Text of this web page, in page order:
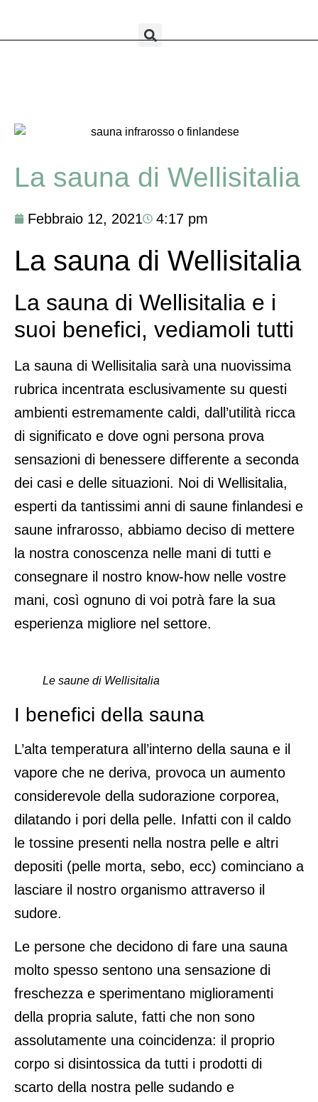
La sauna di Wellisitalia
Febbraio 12, 2021 4:17 pm
La sauna di Wellisitalia
La sauna di Wellisitalia e i
suoi benefici, vediamoli tutti
La sauna di Wellisitalia sarà una nuovissima
rubrica incentrata esclusivamente su questi
ambienti estremamente caldi, dall’utilità ricca
di significato e dove ogni persona prova
sensazioni di benessere differente a seconda
dei casi e delle situazioni. Noi di Wellisitalia,
esperti da tantissimi anni di saune finlandesi e
saune infrarosso, abbiamo deciso di mettere
la nostra conoscenza nelle mani di tutti e
consegnare il nostro know-how nelle vostre
mani, così ognuno di voi potrà fare la sua
esperienza migliore nel settore.
Le saune di Wellisitalia
I benefici della sauna
L’alta temperatura all’interno della sauna e il
vapore che ne deriva, provoca un aumento
considerevole della sudorazione corporea,
dilatando i pori della pelle. Infatti con il caldo
le tossine presenti nella nostra pelle e altri
depositi (pelle morta, sebo, ecc) cominciano a
lasciare il nostro organismo attraverso il
sudore.
Le persone che decidono di fare una sauna
molto spesso sentono una sensazione di
freschezza e sperimentano miglioramenti
della propria salute, fatti che non sono
assolutamente una coincidenza: il proprio
corpo si disintossica da tutti i prodotti di
scarto della nostra pelle sudando e